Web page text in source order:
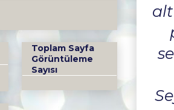
alt
Toplam Sayfa
Görüntüleme
Sayısı